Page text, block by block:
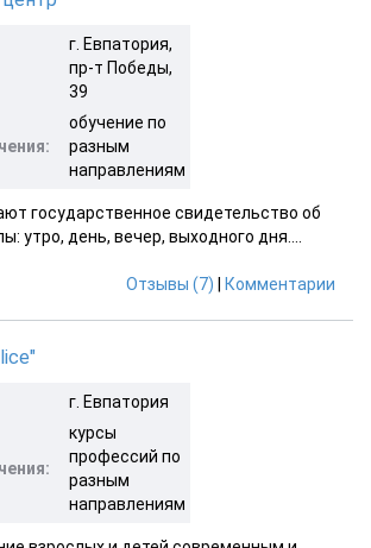
г. Евпатория,
пр-т Победы,
39
обучение по
разным
направлениям
государственное свидетельство об
утро, день, вечер, выходного дня....
Отзывы (7) Комментарии
г. Евпатория
курсы
профессий по
разным
направлениям